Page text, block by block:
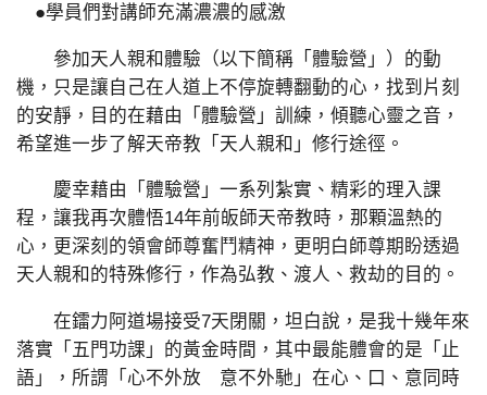
●學員們對講師充滿濃濃的感激
參加天人親和體驗（以下簡稱「體驗營」）的動
機，只是讓自己在人道上不停旋轉翻動的心，找到片刻
的安靜，目的在藉由「體驗營」訓練，傾聽心靈之音，
希望進一步了解天帝教「天人親和」修行途徑。
慶幸藉由「體驗營」一系列紮實、精彩的理入課
程，讓我再次體悟14年前皈師天帝教時，那顆溫熱的
心，更深刻的領會師尊奮鬥精神，更明白師尊期盼透過
天人親和的特殊修行，作為弘教、渡人、救劫的目的。
在鐳力阿道場接受7天閉關，坦白說，是我十幾年來
落實「五門功課」的黃金時間，其中最能體會的是「止
語」，所謂「心不外放 意不外馳」在心、口、意同時